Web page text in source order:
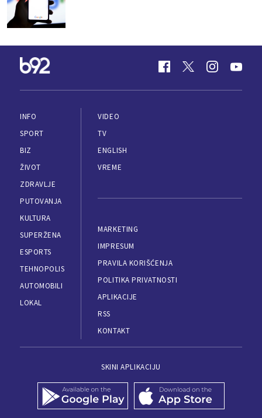
INFO
SPORT
BIZ
ŽIVOT
ZDRAVLJE
PUTOVANJA
KULTURA
SUPERŽENA
ESPORTS
TEHNOPOLIS
AUTOMOBILI
LOKAL
VIDEO
TV
ENGLISH
VREME
MARKETING
IMPRESUM
PRAVILA KORIŠĆENJA
POLITIKA PRIVATNOSTI
APLIKACIJE
RSS
KONTAKT
SKINI APLIKACIJU